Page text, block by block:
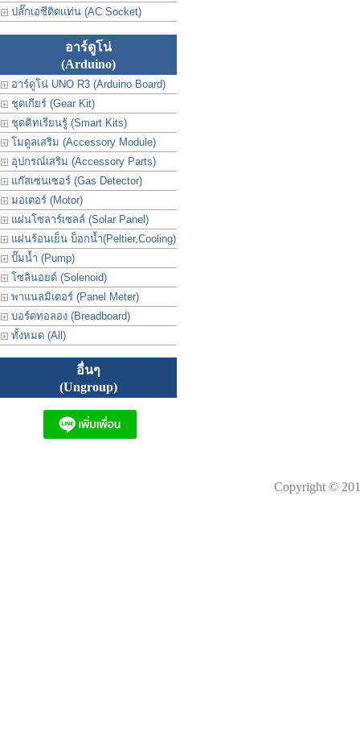
ปลั๊กเอซีติดแท่น (AC Socket)
อาร์ดูโน่
(Arduino)
อาร์ดูโน่ UNO R3 (Arduino Board)
ชุดเกียร์ (Gear Kit)
ชุดคิทเรียนรู้ (Smart Kits)
โมดูลเสริม (Accessory Module)
อุปกรณ์เสริม (Accessory Parts)
แก๊สเซนเซอร์ (Gas Detector)
มอเตอร์ (Motor)
แผ่นโซลาร์เซลล์ (Solar Panel)
แผ่นร้อนเย็น บ็อกน้ำ(Peltier,Cooling)
ปั๊มน้ำ (Pump)
โซลินอยด์ (Solenoid)
พาแนลมิเตอร์ (Panel Meter)
บอร์ดทอลอง (Breadboard)
ทั้งหมด (All)
อื่นๆ
(Ungroup)
Copyright ©